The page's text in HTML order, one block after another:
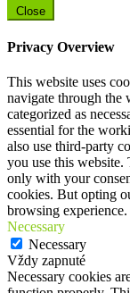
Close
Privacy Overview
This website uses
navigate through the
categorized as
essential for the
also use third-party
you use this
only with your
cookies. But opting
browsing experience.
Necessary
Necessary
Vždy zapnuté
Necessary cookies